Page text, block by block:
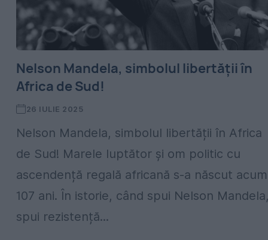
Nelson Mandela, simbolul libertății în
Africa de Sud!
26 IULIE 2025
Nelson Mandela, simbolul libertății în Africa
de Sud! Marele luptător și om politic cu
ascendență regală africană s-a născut acum
107 ani. În istorie, când spui Nelson Mandela,
spui rezistență...